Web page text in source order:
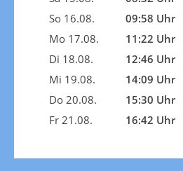
So 16.08.
09:58 Uhr
Mo 17.08.
11:22 Uhr
Di 18.08.
12:46 Uhr
Mi 19.08.
14:09 Uhr
Do 20.08.
15:30 Uhr
Fr 21.08.
16:42 Uhr